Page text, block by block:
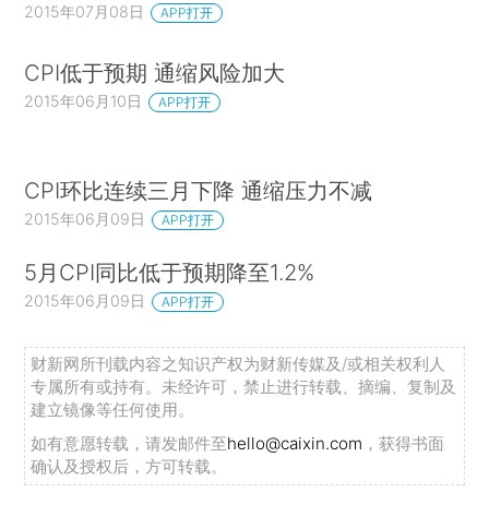
2015年07月08日 APP打开
CPI低于预期 通缩风险加大
2015年06月10日 APP打开
CPI环比连续三月下降 通缩压力不减
2015年06月09日 APP打开
5月CPI同比低于预期降至1.2%
2015年06月09日 APP打开
财新网所刊载内容之知识产权为财新传媒及/或相关权利人
专属所有或持有。未经许可，禁止进行转载、摘编、复制及
建立镜像等任何使用。
如有意愿转载，请发邮件至hello@caixin.com ，获得书面
确认及授权后，方可转载。